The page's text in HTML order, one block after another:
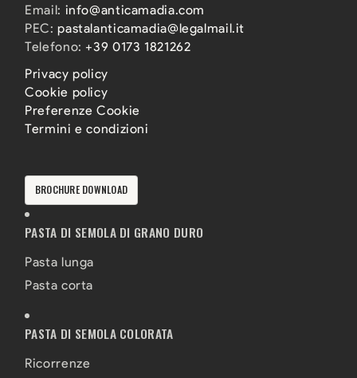
Email: info@anticamadia.com
PEC:pastalanticamadia@legalmail.it
Telefono: +39 0173 1821262
Privacy policy
Cookie policy
Preferenze Cookie
Termini e condizioni
BROCHURE DOWNLOAD
PASTA DI SEMOLA DI GRANO DURO
Pasta lunga
Pasta corta
PASTA DI SEMOLA COLORATA
Ricorrenze